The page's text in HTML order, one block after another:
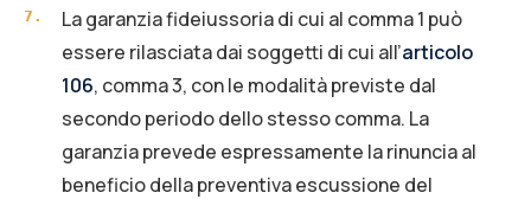
7 .
La garanzia fideiussoria di cui al comma 1 può
essere rilasciata dai soggetti di cui all’articolo
106, comma 3, con le modalità previste dal
secondo periodo dello stesso comma. La
garanzia prevede espressamente la rinuncia al
beneficio della preventiva escussione del